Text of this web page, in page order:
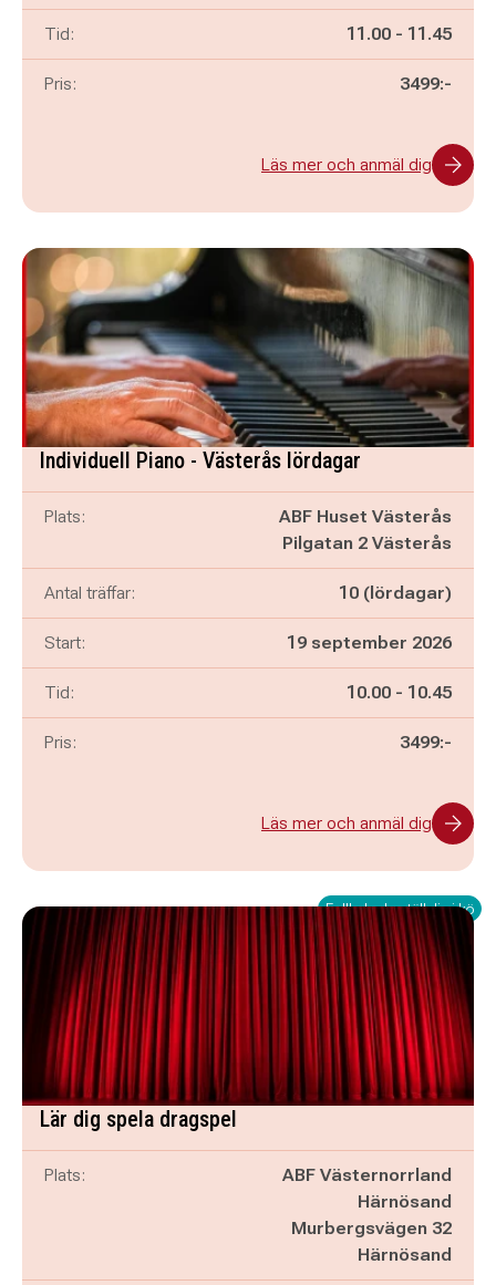
Tid: Pågår mellan
11.00 - och
11.45
Pris: 3499:-
Läs mer och anmäl dig
Individuell Piano - Västerås lördagar
Plats:
ABF Huset Västerås
Pilgatan 2 Västerås
Antal träffar: 10 (lördagar)
Start: 19 september 2026
Tid: Pågår mellan
10.00 - och
10.45
Pris: 3499:-
Läs mer och anmäl dig
Fullbokad - ställ dig i kö
Lär dig spela dragspel
Plats:
ABF Västernorrland
Härnösand
Murbergsvägen 32
Härnösand